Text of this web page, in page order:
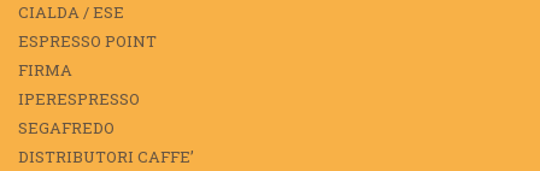
CIALDA / ESE
ESPRESSO POINT
FIRMA
IPERESPRESSO
SEGAFREDO
DISTRIBUTORI CAFFE’